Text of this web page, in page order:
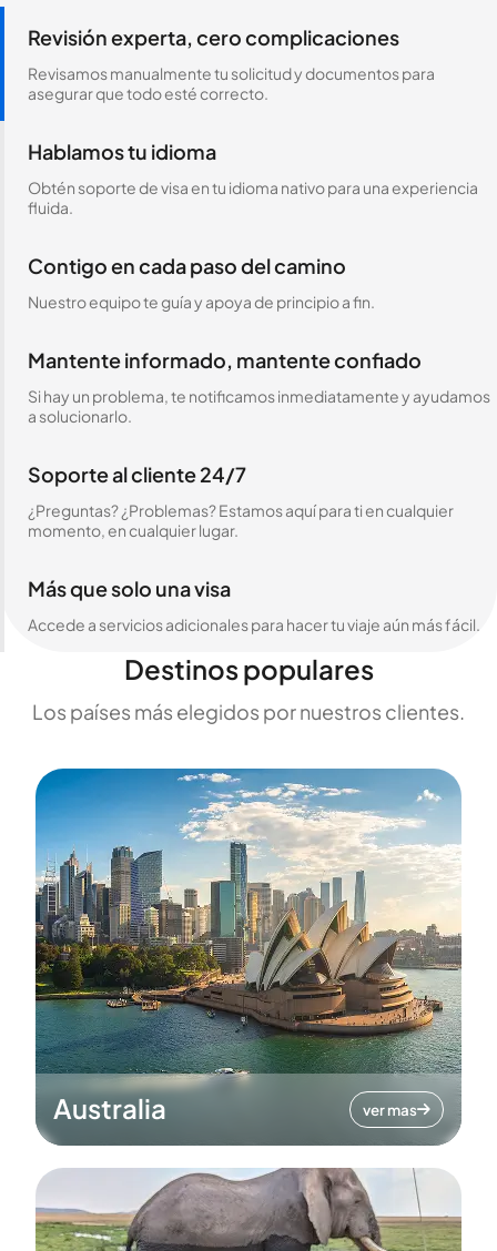
Revisión experta, cero complicaciones
Revisamos manualmente tu solicitud y documentos para
asegurar que todo esté correcto.
Hablamos tu idioma
Obtén soporte de visa en tu idioma nativo para una experiencia
fluida.
Contigo en cada paso del camino
Nuestro equipo te guía y apoya de principio a fin.
Mantente informado, mantente confiado
Si hay un problema, te notificamos inmediatamente y ayudamos
a solucionarlo.
Soporte al cliente 24/7
¿Preguntas? ¿Problemas? Estamos aquí para ti en cualquier
momento, en cualquier lugar.
Más que solo una visa
Accede a servicios adicionales para hacer tu viaje aún más fácil.
Destinos populares
Los países más elegidos por nuestros clientes.
Australia ver mas